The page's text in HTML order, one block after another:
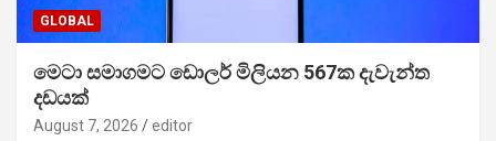
GLOBAL
මෙටා සමාගමට ඩොලර් මිලියන 567ක දැවැන්ත
දඩයක්
August 7, 2026 editor